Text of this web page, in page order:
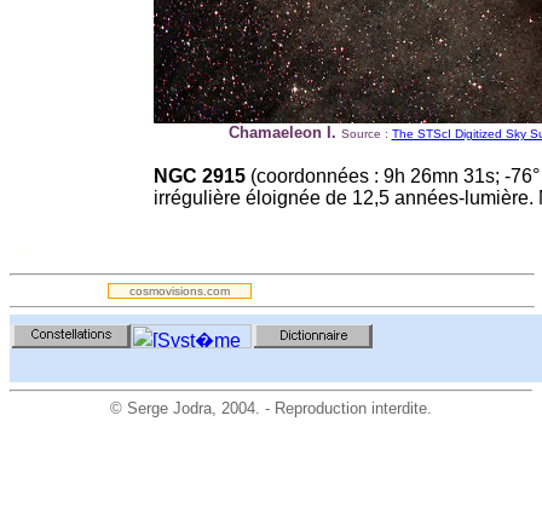
Chamaeleon I. Source : The STScI Digitized Sky
NGC 2915 (coordonnées : 9h 26mn 31s; -
irrégulière éloignée de 12,5 années-lumière.
.
cosmovisions.com
© Serge Jodra, 2004. - Reproduction interdite.